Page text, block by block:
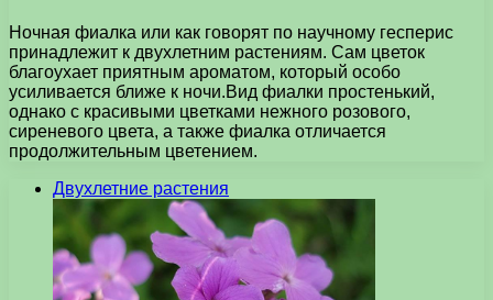
Ночная фиалка или как говорят по научному гесперис
принадлежит к двухлетним растениям. Сам цветок
благоухает приятным ароматом, который особо
усиливается ближе к ночи.Вид фиалки простенький,
однако с красивыми цветками нежного розового,
сиреневого цвета, а также фиалка отличается
продолжительным цветением.
Двухлетние растения